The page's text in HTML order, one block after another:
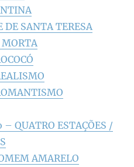
SANTA TERESA
QUATRO ESTAÇÕES /
AMARELO